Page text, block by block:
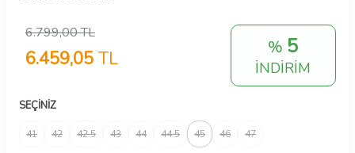
6.799,00TL
6.459,05 TL % 5
İNDİRİM
SEÇINIZ
41 42 42.5 43 44 44.5 45 46 47